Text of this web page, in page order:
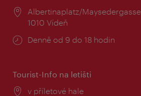
Místo:
Albertinaplatz/Maysedergasse
1010 Vídeň
Provozní
Denně od 9 do 18 hodin
Tourist-Info na letišti
Místo:
v příletové hale